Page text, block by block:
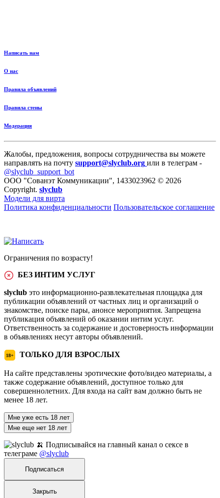
Написать нам
О нас
Правила объявлений
Правила стены
Модерация
Жалобы, предложения, вопросы сотрудничества вы можете
направлять на почту support@slyclub.org или в телеграм -
@slyclub_support_bot
ООО "Сованэт Коммуникации", 1433023962 © 2026
Copyright. slyclub
Модели для вирта
Политика конфиденциальности Пользовательское соглашение
Ограничения по возрасту!
БЕЗ ИНТИМ УСЛУГ
slyclub это информационно-развлекательная площадка для
публикации объявлений от частных лиц и организаций о
знакомстве, поиске пары, анонсе мероприятия. Запрещена
публикация объявлений об оказании интим услуг.
Ответственность за содержание и достоверность информации
в объявлениях несут авторы объявлений.
18+ ТОЛЬКО ДЛЯ ВЗРОСЛЫХ
На сайте представлены эротические фото/видео материалы, а
также содержание объявлений, доступное только для
совершеннолетних. Для входа на сайт вам должно быть не
менее 18 лет.
Мне уже есть 18 лет
Мне еще нет 18 лет
🍌 Подписывайся на главный канал о сексе в
телеграме @slyclub
Подписаться
Закрыть